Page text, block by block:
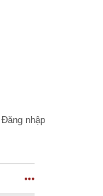
Đăng nhập